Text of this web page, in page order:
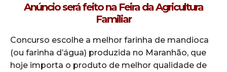
Anúncio será feito na Feira da Agricultura
Familiar
Concurso escolhe a melhor farinha de mandioca
(ou farinha d’água) produzida no Maranhão, que
hoje importa o produto de melhor qualidade de